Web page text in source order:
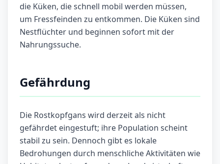
die Küken, die schnell mobil werden müssen,
um Fressfeinden zu entkommen. Die Küken sind
Nestflüchter und beginnen sofort mit der
Nahrungssuche.
Gefährdung
Die Rostkopfgans wird derzeit als nicht
gefährdet eingestuft; ihre Population scheint
stabil zu sein. Dennoch gibt es lokale
Bedrohungen durch menschliche Aktivitäten wie